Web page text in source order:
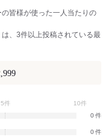
皆様が使った一人当たりの
、3件以上投稿されている最
5件 10件
0
0